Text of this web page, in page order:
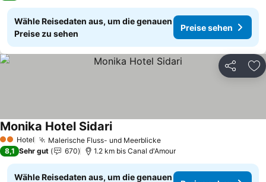
Wähle Reisedaten aus, um die genauen
Preise zu sehen
Preise sehen
Teilen
2 Sterne
Hotel Malerische Fluss- und Meerblicke
Monika Hotel Sidari
8,1 Sehr gut 670 1.2 km bis Canal d'Amour
Wähle Reisedaten aus, um die genauen